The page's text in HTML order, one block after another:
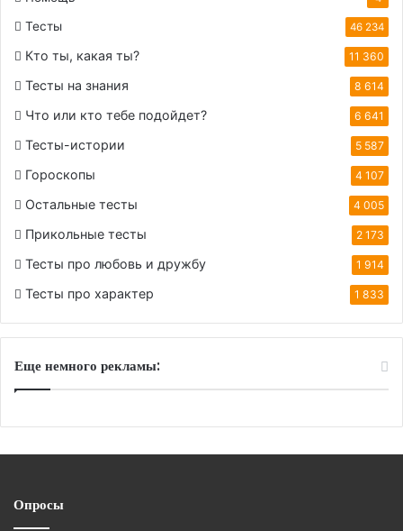
Тесты 46 234
Кто ты, какая ты? 11 360
Тесты на знания 8 614
Что или кто тебе подойдет? 6 641
Тесты-истории 5 587
Гороскопы 4 107
Остальные тесты 4 005
Прикольные тесты 2 173
Тесты про любовь и дружбу 1 914
Тесты про характер 1 833
Еще немного рекламы:
Опросы